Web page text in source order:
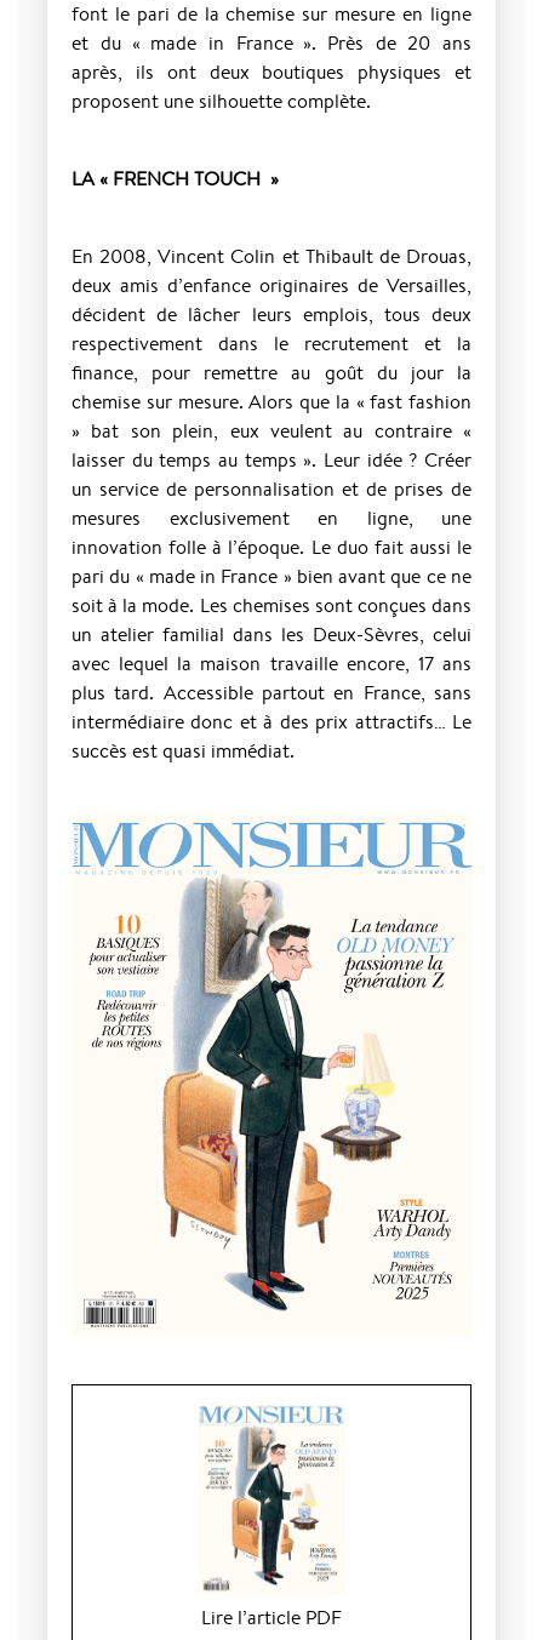
font le pari de la chemise sur mesure en ligne
et du « made in France ». Près de 20 ans
après, ils ont deux boutiques physiques et
proposent une silhouette complète.
LA « FRENCH TOUCH »
En 2008, Vincent Colin et Thibault de Drouas,
deux amis d’enfance originaires de Versailles,
décident de lâcher leurs emplois, tous deux
respectivement dans le recrutement et la
finance, pour remettre au goût du jour la
chemise sur mesure. Alors que la « fast fashion
» bat son plein, eux veulent au contraire «
laisser du temps au temps ». Leur idée ? Créer
un service de personnalisation et de prises de
mesures exclusivement en ligne, une
innovation folle à l’époque. Le duo fait aussi le
pari du « made in France » bien avant que ce ne
soit à la mode. Les chemises sont conçues dans
un atelier familial dans les Deux-Sèvres, celui
avec lequel la maison travaille encore, 17 ans
plus tard. Accessible partout en France, sans
intermédiaire donc et à des prix attractifs… Le
succès est quasi immédiat.
Lire l’article PDF